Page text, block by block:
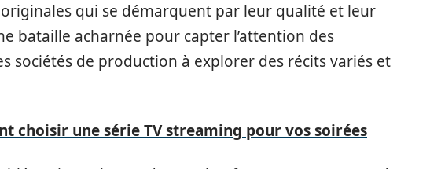
qui se démarquent par leur qualité et leur
bataille acharnée pour capter l’attention des
sociétés de production à explorer des récits variés et
choisir une série TV streaming pour vos soirées